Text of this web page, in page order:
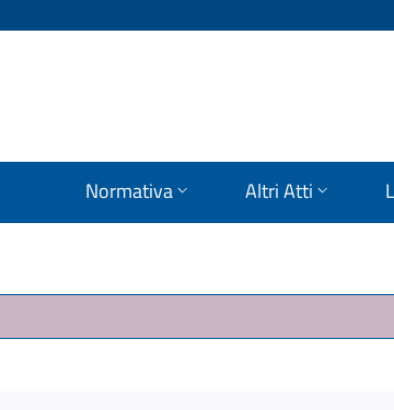
Normativa Altri Atti